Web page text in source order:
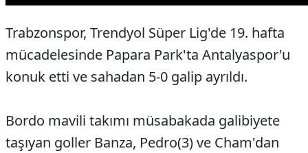
Trabzonspor, Trendyol Süper Lig'de 19. hafta
mücadelesinde Papara Park'ta Antalyaspor'u
konuk etti ve sahadan 5-0 galip ayrıldı.
Bordo mavili takımı müsabakada galibiyete
taşıyan goller Banza, Pedro(3) ve Cham'dan